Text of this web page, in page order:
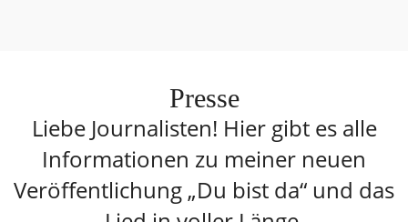
Presse
Liebe Journalisten! Hier gibt es alle
Informationen zu meiner neuen
Veröffentlichung „Du bist da“ und das